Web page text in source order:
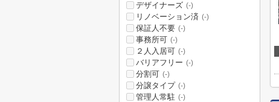
デザイナーズ (-)
リノベーション済 (-)
保証人不要 (-)
事務所可 (-)
２人入居可 (-)
バリアフリー (-)
分割可 (-)
分譲タイプ (-)
管理人常駐 (-)